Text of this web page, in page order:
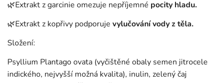
🌿Extrakt z garcinie omezuje nepříjemné pocity hladu.
🌿Extrakt z kopřivy podporuje vylučování vody z těla.
Složení:
Psyllium Plantago ovata (vyčištěné obaly semen jitrocele
indického, nejvyšší možná kvalita), inulin, zelený čaj